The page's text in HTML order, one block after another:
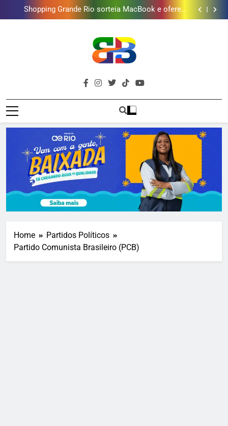
Lins em Nova Iguaçu neste fim de semana
Shopping Grande Rio sorteia MacBook e oferece
vinho em campanha de Dia dos Pais
Obra garante a preservação de 190 milhões de litros
mulheres receberem o BPC
Gastro Samba reúne Nosso Sentimento e Gustavo
Lins em Nova Iguaçu neste fim de semana
Shopping Grande Rio sorteia MacBook e oferece
vinho em campanha de Dia dos Pais
Obra garante a preservação de 190 milhões de litros
de água por ano na Baixada Fluminense
Deputado Reimont quer reduzir idade mínima para
Brava
Baixada
Baixada Fluminense Em Destaque!
Home
Partidos Políticos
Partido Comunista Brasileiro (PCB)